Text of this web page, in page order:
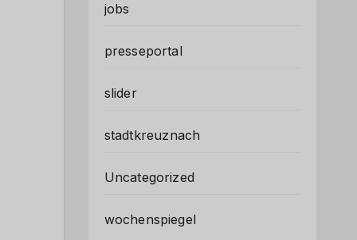
jobs
presseportal
slider
stadtkreuznach
Uncategorized
wochenspiegel